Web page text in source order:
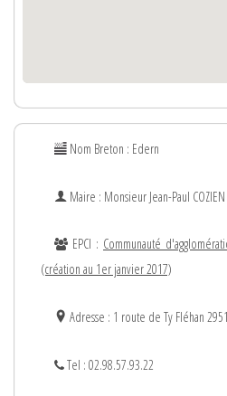
Nom Breton : Edern
Maire : Monsieur Jean-Paul
EPCI : Communauté
(création au 1er janvier 2017)
Adresse : 1 route de Ty Fléhan
Tel : 02.98.57.93.22